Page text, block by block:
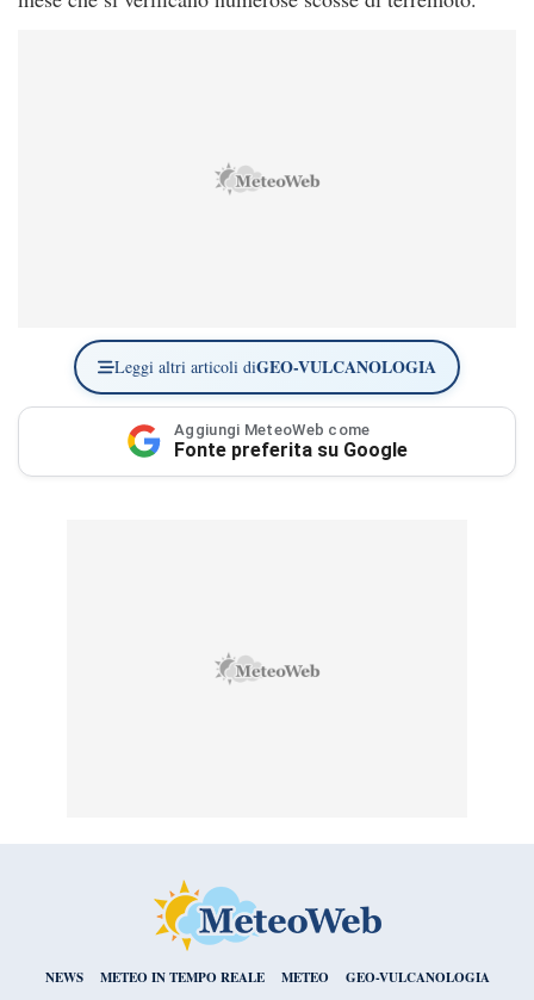
Leggi altri articoli diGEO-VULCANOLOGIA
Aggiungi MeteoWeb come
Fonte preferita su Google
NEWS METEO IN TEMPO REALE METEO GEO-VULCANOLOGIA